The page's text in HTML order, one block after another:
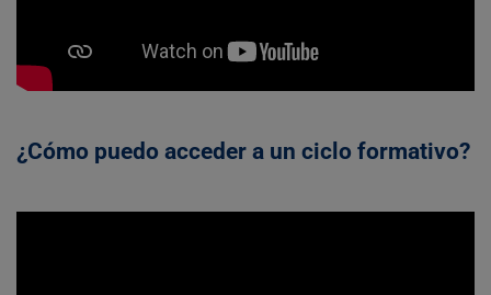
¿Cómo puedo acceder a un ciclo formativo?